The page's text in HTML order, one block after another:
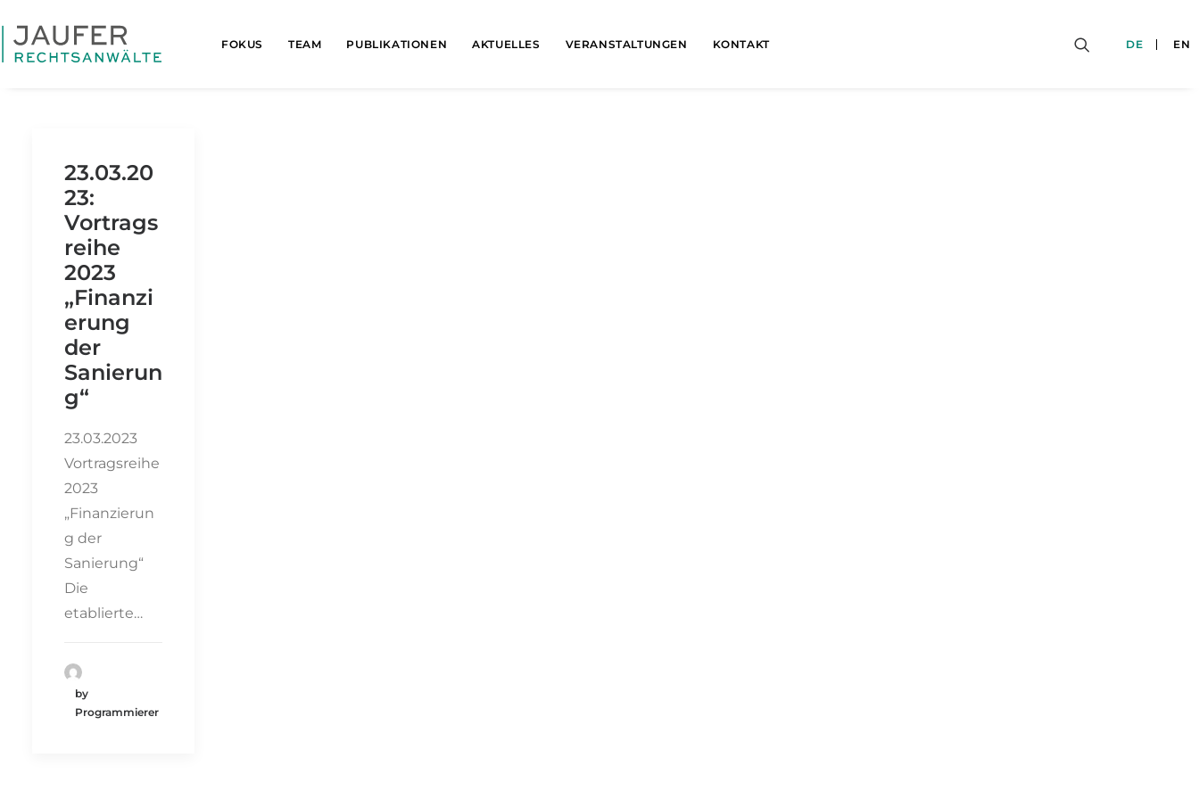
FOKUS TEAM PUBLIKATIONEN AKTUELLES VERANSTALTUNGEN KONTAKT DE EN
23.03.20
23:
Vortrags
reihe
2023
„Finanzi
erung
der
Sanierun
g“
23.03.2023
Vortragsreihe
2023
„Finanzierun
g der
Sanierung“
Die
etablierte…
by
Programmierer